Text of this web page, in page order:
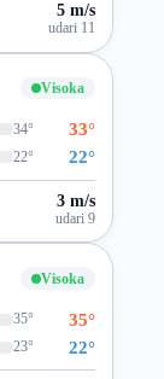
5 m/s
udari 11
Visoka
34° 33°
22° 22°
3 m/s
udari 9
Visoka
35° 35°
23° 22°